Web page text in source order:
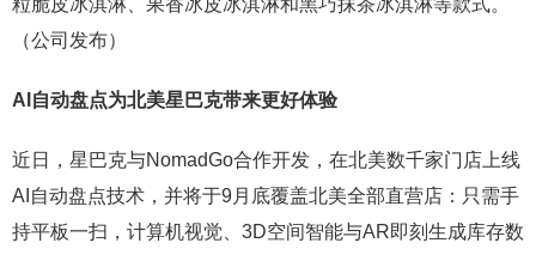
（公司发布）
AI自动盘点为北美星巴克带来更好体验
近日，星巴克与NomadGo合作开发，在北美数千家门店上线
AI自动盘点技术，并将于9月底覆盖北美全部直营店：只需手
持平板一扫，计算机视觉、3D空间智能与AR即刻生成库存数